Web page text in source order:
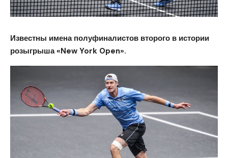
Известны имена полуфиналистов второго в истории
розыгрыша «New York Open».